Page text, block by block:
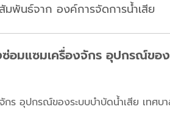
มพันธ์จาก องค์การจัดการน้ำเสีย
อมแซมเครื่องจักร อุปกรณ์ขอ
ร อุปกรณ์ของระบบบำบัดน้ำเสีย เทศ